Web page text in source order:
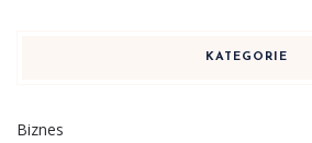
KATEGORIE
Biznes